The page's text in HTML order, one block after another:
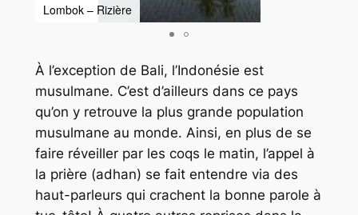
Lombok – Rizière
À l’exception de Bali, l’Indonésie est
musulmane. C’est d’ailleurs dans ce pays
qu’on y retrouve la plus grande population
musulmane au monde. Ainsi, en plus de se
faire réveiller par les coqs le matin, l’appel à
la prière (adhan) se fait entendre via des
haut-parleurs qui crachent la bonne parole à